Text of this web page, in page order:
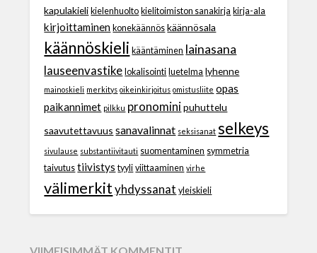
kapulakieli kielenhuolto kielitoimiston sanakirja kirja-ala
kirjoittaminen konekäännös käännösala
käännöskieli kääntäminen lainasana
lauseenvastike lokalisointi luetelma lyhenne
mainoskieli merkitys oikeinkirjoitus omistusliite opas
paikannimet pilkku pronomini puhuttelu
saavutettavuus sanavalinnat seksisanat selkeys
sivulause substantiivitauti suomentaminen symmetria
taivutus tiivistys tyyli viittaaminen virhe
välimerkit yhdyssanat yleiskieli